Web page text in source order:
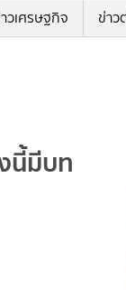
วเศรษฐกิจ ข่าว
นี้มีบท